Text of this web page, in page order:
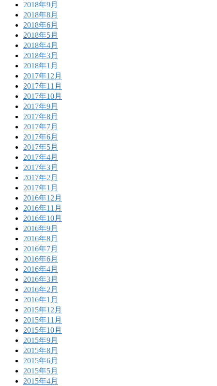
2018年9月
2018年8月
2018年6月
2018年5月
2018年4月
2018年3月
2018年1月
2017年12月
2017年11月
2017年10月
2017年9月
2017年8月
2017年7月
2017年6月
2017年5月
2017年4月
2017年3月
2017年2月
2017年1月
2016年12月
2016年11月
2016年10月
2016年9月
2016年8月
2016年7月
2016年6月
2016年4月
2016年3月
2016年2月
2016年1月
2015年12月
2015年11月
2015年10月
2015年9月
2015年8月
2015年6月
2015年5月
2015年4月